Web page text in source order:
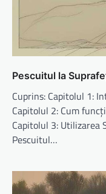
Pescuitul la
Cuprins: Capitolul 1:
Capitolul 2: Cum
Capitolul 3: Utilizarea
Pescuitul…